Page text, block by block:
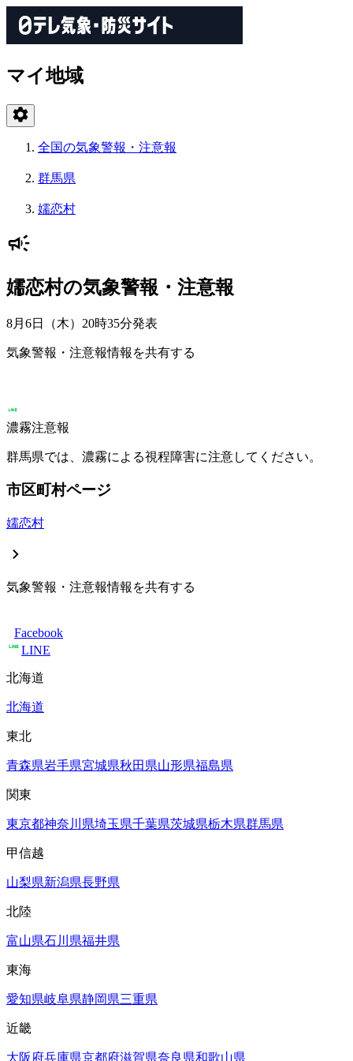
マイ地域
全国の気象警報・注意報
群馬県
嬬恋村
嬬恋村の気象警報・注意報
8月6日（木）20時35分発表
気象警報・注意報情報を共有する
濃霧注意報
群馬県では、濃霧による視程障害に注意してください。
市区町村ページ
嬬恋村
気象警報・注意報情報を共有する
Facebook
LINE
北海道
北海道
東北
青森県岩手県宮城県秋田県山形県福島県
関東
東京都神奈川県埼玉県千葉県茨城県栃木県群馬県
甲信越
山梨県新潟県長野県
北陸
富山県石川県福井県
東海
愛知県岐阜県静岡県三重県
近畿
大阪府兵庫県京都府滋賀県奈良県和歌山県